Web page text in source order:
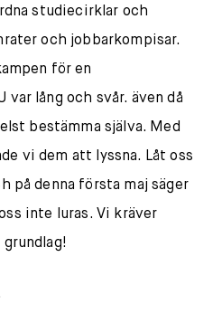
studiecirklar och
och jobbarkompisar.
för en
lång och svår. även då
bestämma själva. Med
vi dem att lyssna. Låt oss
på denna första maj säger
inte luras. Vi kräver